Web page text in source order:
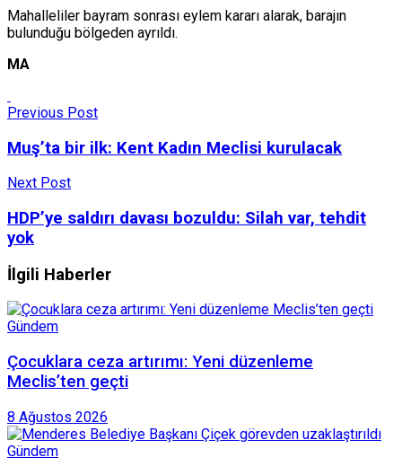
Mahalleliler bayram sonrası eylem kararı alarak, barajın
bulunduğu bölgeden ayrıldı.
MA
Previous Post
Muş’ta bir ilk: Kent Kadın Meclisi kurulacak
Next Post
HDP’ye saldırı davası bozuldu: Silah var, tehdit
yok
İlgili Haberler
Gündem
Çocuklara ceza artırımı: Yeni düzenleme
Meclis’ten geçti
8 Ağustos 2026
Gündem